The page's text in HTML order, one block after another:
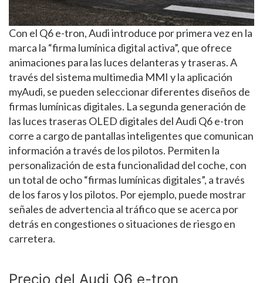
Con el Q6 e-tron, Audi introduce por primera vez en la
marca la “firma lumínica digital activa”, que ofrece
animaciones para las luces delanteras y traseras. A
través del sistema multimedia MMI y la aplicación
myAudi, se pueden seleccionar diferentes diseños de
firmas lumínicas digitales. La segunda generación de
las luces traseras OLED digitales del Audi Q6 e-tron
corre a cargo de pantallas inteligentes que comunican
información a través de los pilotos. Permiten la
personalización de esta funcionalidad del coche, con
un total de ocho “firmas lumínicas digitales”, a través
de los faros y los pilotos. Por ejemplo, puede mostrar
señales de advertencia al tráfico que se acerca por
detrás en congestiones o situaciones de riesgo en
carretera.
Precio del Audi Q6 e-tron